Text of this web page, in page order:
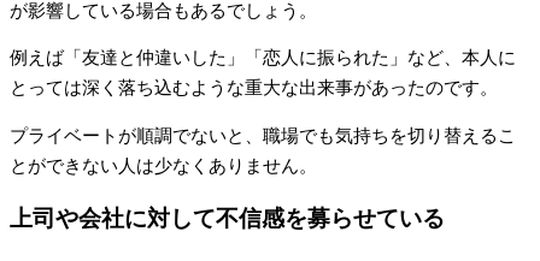
が影響している場合もあるでしょう。
例えば「友達と仲違いした」「恋人に振られた」など、本人に
とっては深く落ち込むような重大な出来事があったのです。
プライベートが順調でないと、職場でも気持ちを切り替えるこ
とができない人は少なくありません。
上司や会社に対して不信感を募らせている